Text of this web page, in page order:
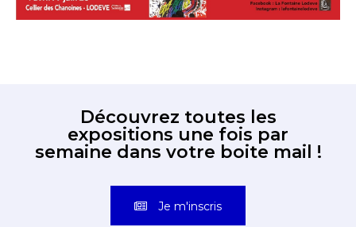
Découvrez toutes les
expositions une fois par
semaine dans votre boite mail !
Je m'inscris